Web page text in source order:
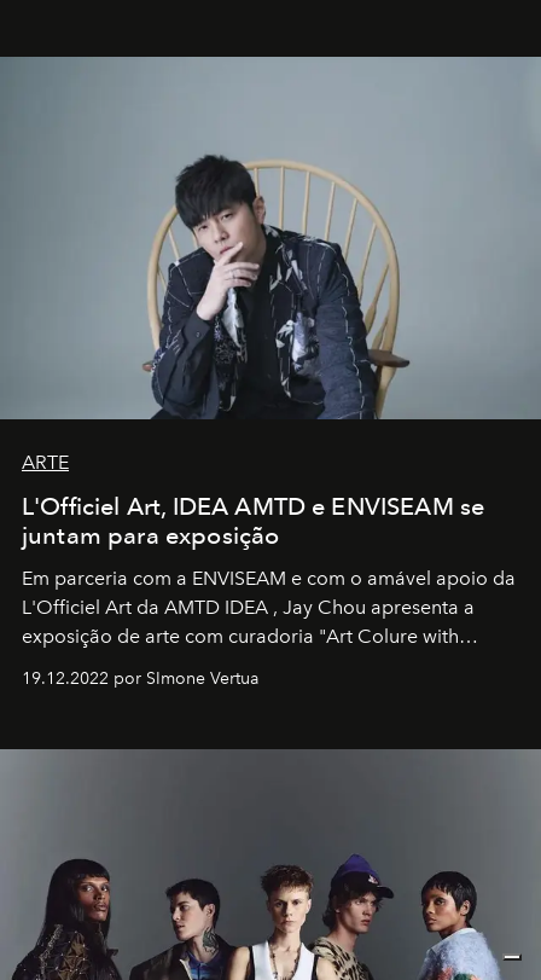
ARTE
L'Officiel Art, IDEA AMTD e ENVISEAM se
juntam para exposição
Em parceria com a ENVISEAM e com o amável apoio da
L'Officiel Art da AMTD IDEA , Jay Chou apresenta a
exposição de arte com curadoria "Art Colure with
19.12.2022 por SImone Vertua